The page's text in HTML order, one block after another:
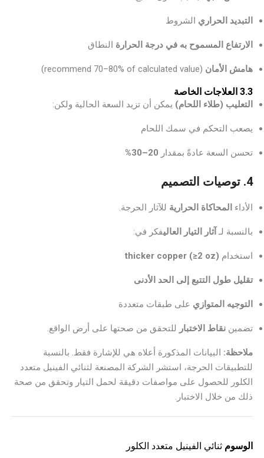
التبديد الحراري الشروط
الارتفاع المسموح به في درجة الحرارة النطاق
هامش الأمان (recommend 70–80% of calculated value)
3.3 العلاجات الخاصة
التعليب (طلاء اللحام) يمكن أن تزيد السعة الحالية ولكن:
يصعب التحكم في سمك اللحام
تحسن السعة عادةً بمقدار 20–30%
4. توصيات التصميم
الأداء المحاكاة الحرارية للآثار الحرجة.
بالنسبة لـ آثار التيار العاليفكر في:
استخدام thicker copper (≥2 oz)
تقليل طول التتبع إلى الحد الأدنى
التوجيه المتوازي على طبقات متعددة
تضميننقاط الاختبار للتحقق من صحتها على أرض الواقع.
ملاحظة: البيانات المذكورة أعلاه هي للإشارة فقط. بالنسبة
للتطبيقات الحرجة، استشر الشركة المصنعة لثنائي الفينيل متعدد
الكلور للحصول على مواصفات دقيقة لحمل التيار وتحقق من صحة
ذلك من خلال الاختبار.
الوسوم ثنائي الفينيل متعدد الكلور